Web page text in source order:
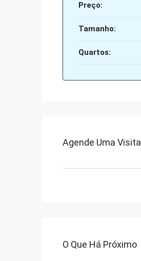
Preço:
Tamanho:
Quartos:
Agende Uma Visita
O Que Há Próximo